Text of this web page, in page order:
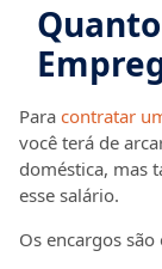
Para contratar
você terá de
doméstica, mas
esse salário.
Os encargos são